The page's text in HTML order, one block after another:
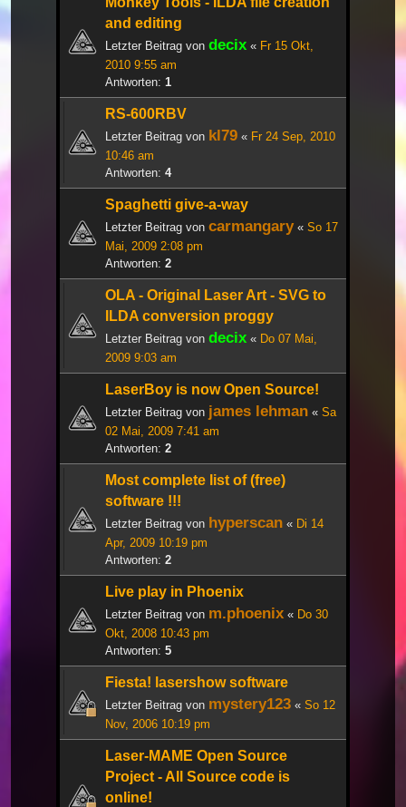
and editing
Letzter Beitrag von decix « Fr 15 Okt,
2010 9:55 am
Antworten: 1
RS-600RBV
Letzter Beitrag von kl79 « Fr 24 Sep, 2010
10:46 am
Antworten: 4
Spaghetti give-a-way
Letzter Beitrag von carmangary« So 17
Mai, 2009 2:08 pm
Antworten: 2
OLA - Original Laser Art - SVG to
ILDA conversion proggy
Letzter Beitrag von decix « Do 07 Mai,
2009 9:03 am
LaserBoy is now Open Source!
Letzter Beitrag von james lehman « Sa
02 Mai, 2009 7:41 am
Antworten: 2
Most complete list of (free)
software !!!
Letzter Beitrag von hyperscan « Di 14
Apr, 2009 10:19 pm
Antworten: 2
Live play in Phoenix
Letzter Beitrag von m.phoenix « Do 30
Okt, 2008 10:43 pm
Antworten: 5
Fiesta! lasershow software
Letzter Beitrag von mystery123 « So 12
Nov, 2006 10:19 pm
Laser-MAME Open Source
Project - All Source code is
online!